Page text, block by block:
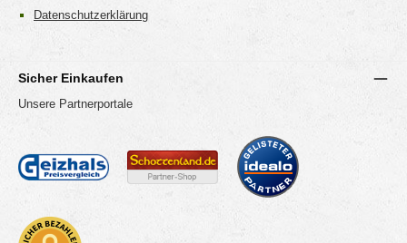
Datenschutzerklärung
Sicher Einkaufen
Unsere Partnerportale